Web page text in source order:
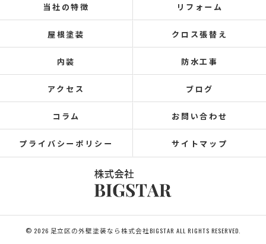
当社の特徴 リフォーム
屋根塗装 クロス張替え
内装 防水工事
アクセス ブログ
コラム お問い合わせ
プライバシーポリシー サイトマップ
© 2026 足立区の外壁塗装なら株式会社BIGSTAR ALL RIGHTS RESERVED.